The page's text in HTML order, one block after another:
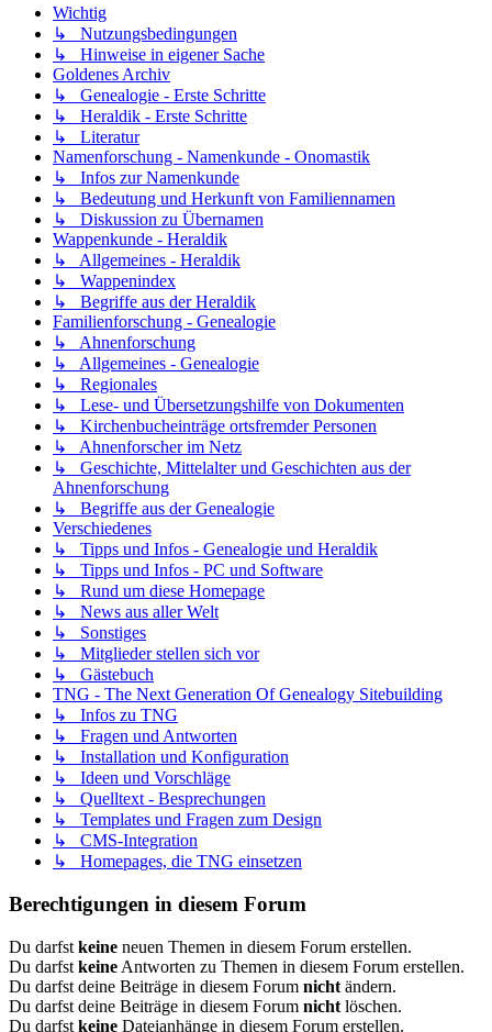
Wichtig
↳ Nutzungsbedingungen
↳ Hinweise in eigener Sache
Goldenes Archiv
↳ Genealogie - Erste Schritte
↳ Heraldik - Erste Schritte
↳ Literatur
Namenforschung - Namenkunde - Onomastik
↳ Infos zur Namenkunde
↳ Bedeutung und Herkunft von Familiennamen
↳ Diskussion zu Übernamen
Wappenkunde - Heraldik
↳ Allgemeines - Heraldik
↳ Wappenindex
↳ Begriffe aus der Heraldik
Familienforschung - Genealogie
↳ Ahnenforschung
↳ Allgemeines - Genealogie
↳ Regionales
↳ Lese- und Übersetzungshilfe von Dokumenten
↳ Kirchenbucheinträge ortsfremder Personen
↳ Ahnenforscher im Netz
↳ Geschichte, Mittelalter und Geschichten aus der
Ahnenforschung
↳ Begriffe aus der Genealogie
Verschiedenes
↳ Tipps und Infos - Genealogie und Heraldik
↳ Tipps und Infos - PC und Software
↳ Rund um diese Homepage
↳ News aus aller Welt
↳ Sonstiges
↳ Mitglieder stellen sich vor
↳ Gästebuch
TNG - The Next Generation Of Genealogy Sitebuilding
↳ Infos zu TNG
↳ Fragen und Antworten
↳ Installation und Konfiguration
↳ Ideen und Vorschläge
↳ Quelltext - Besprechungen
↳ Templates und Fragen zum Design
↳ CMS-Integration
↳ Homepages, die TNG einsetzen
Berechtigungen in diesem Forum
Du darfst keine neuen Themen in diesem Forum erstellen.
Du darfst keine Antworten zu Themen in diesem Forum erstellen.
Du darfst deine Beiträge in diesem Forum nicht ändern.
Du darfst deine Beiträge in diesem Forum nicht löschen.
Du darfst keine Dateianhänge in diesem Forum erstellen.